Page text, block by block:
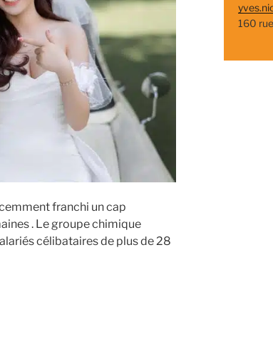
franchi un cap
. Le groupe chimique
célibataires de plus de 28
160